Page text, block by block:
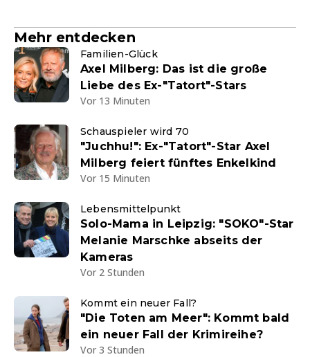
Mehr entdecken
Familien-Glück
Axel Milberg: Das ist die große
Liebe des Ex-"Tatort"-Stars
Vor 13 Minuten
Schauspieler wird 70
"Juchhu!": Ex-"Tatort"-Star Axel
Milberg feiert fünftes Enkelkind
Vor 15 Minuten
Lebensmittelpunkt
Solo-Mama in Leipzig: "SOKO"-Star
Melanie Marschke abseits der
Kameras
Vor 2 Stunden
Kommt ein neuer Fall?
"Die Toten am Meer": Kommt bald
ein neuer Fall der Krimireihe?
Vor 3 Stunden